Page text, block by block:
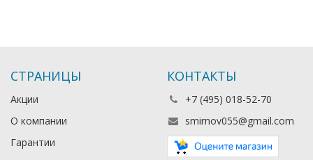
СТРАНИЦЫ
Акции
О компании
Гарантии
КОНТАКТЫ
+7 (495) 018-52-70
smirnov055@gmail.com